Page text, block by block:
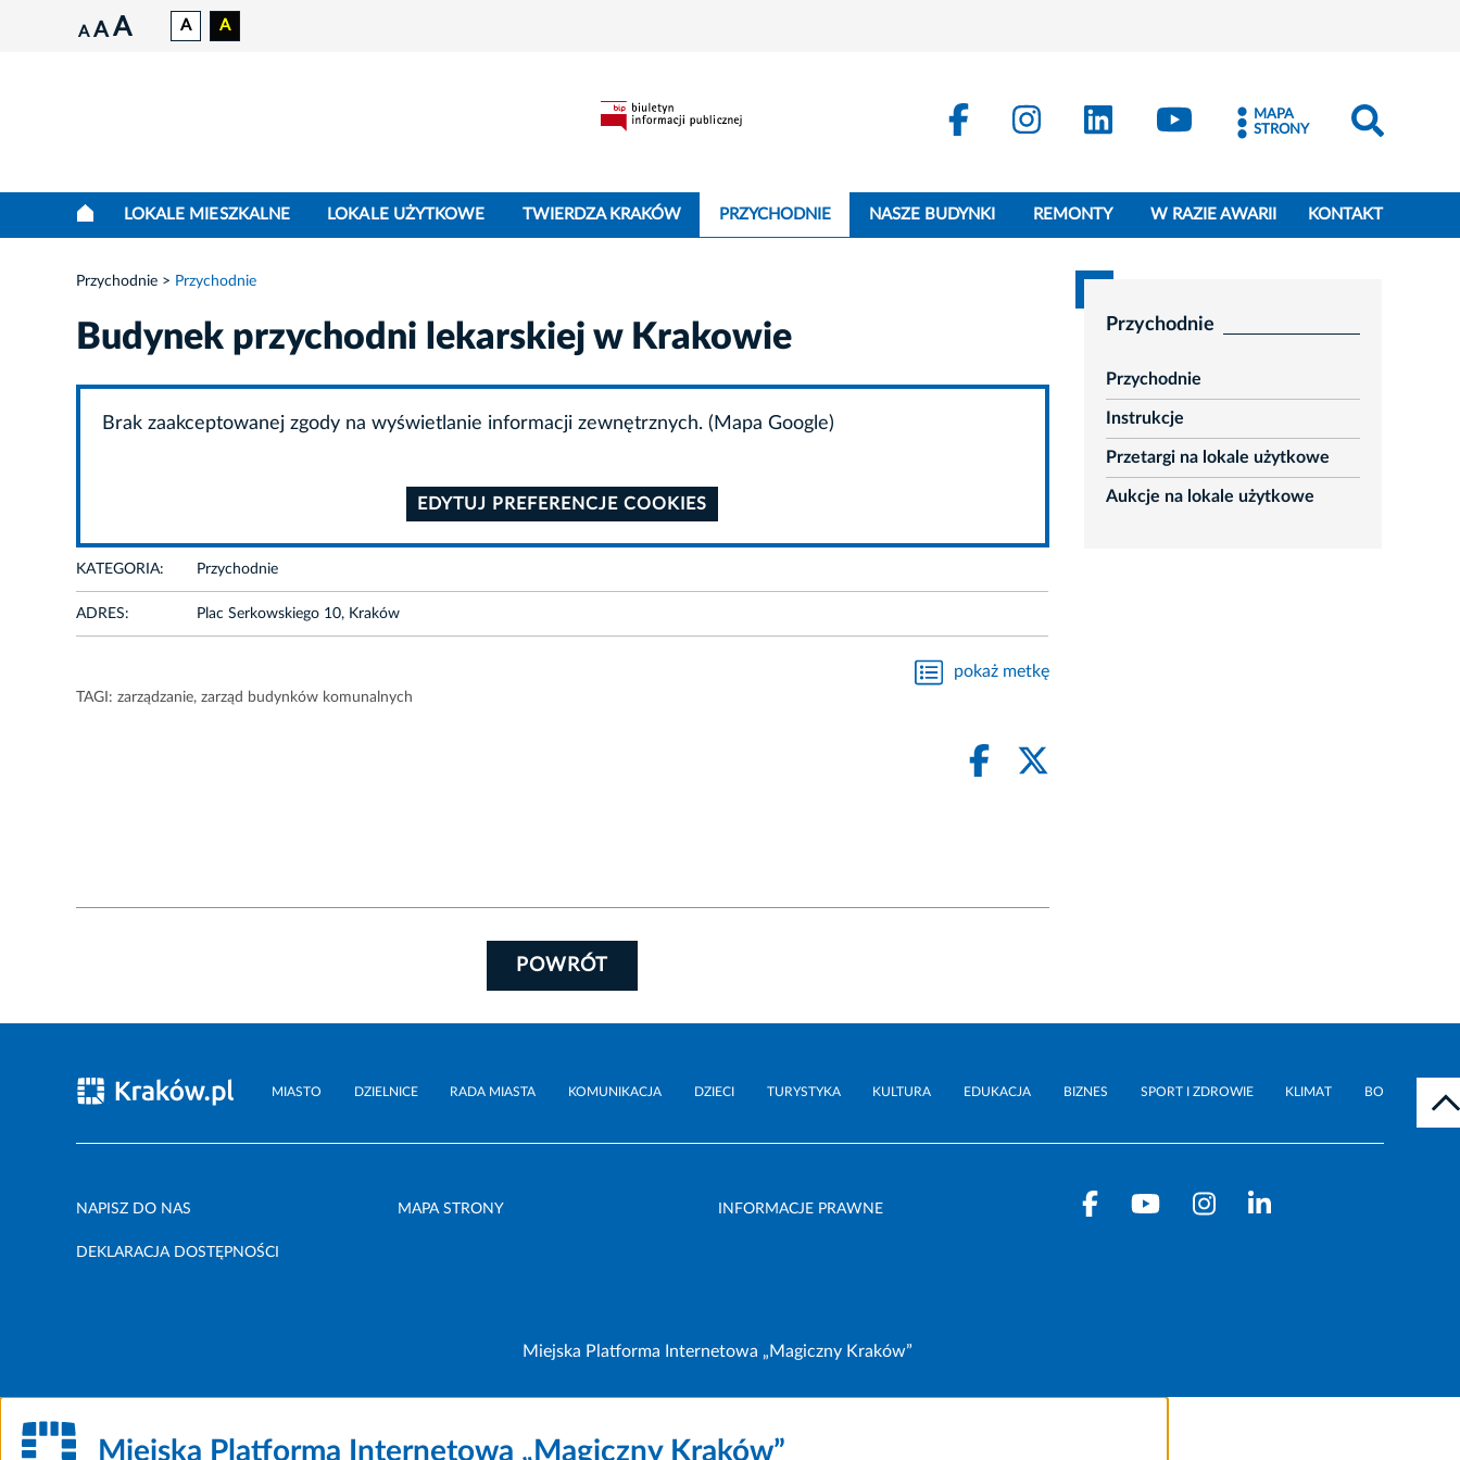
A A A A A
MAPA
STRONY
LOKALE MIESZKALNE LOKALE UŻYTKOWE TWIERDZA KRAKÓW PRZYCHODNIE NASZE BUDYNKI REMONTY W RAZIE AWARII KONTAKT
Przychodnie Przychodnie
Budynek przychodni lekarskiej w Krakowie
Brak zaakceptowanej zgody na wyświetlanie informacji zewnętrznych. (Mapa Google)
EDYTUJ PREFERENCJE COOKIES
KATEGORIA: Przychodnie
ADRES: Plac Serkowskiego 10, Kraków
pokaż metkę
TAGI: zarządzanie, zarząd budynków komunalnych
POWRÓT
Przychodnie
Przychodnie
Instrukcje
Przetargi na lokale użytkowe
Aukcje na lokale użytkowe
MIASTO DZIELNICE RADA MIASTA KOMUNIKACJA DZIECI TURYSTYKA KULTURA EDUKACJA BIZNES SPORT I ZDROWIE KLIMAT BO
NAPISZ DO NAS MAPA STRONY INFORMACJE PRAWNE
DEKLARACJA DOSTĘPNOŚCI
Miejska Platforma Internetowa „Magiczny Kraków”
Miejska Platforma Internetowa „Magiczny Kraków”